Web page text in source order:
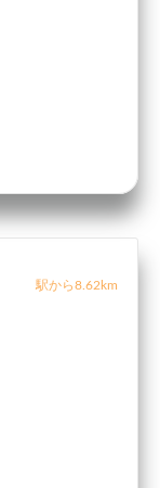
駅から8.62km